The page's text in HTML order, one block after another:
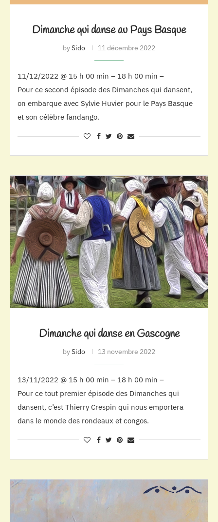
Dimanche qui danse au Pays Basque
bySido 11 décembre 2022
11/12/2022 @ 15 h 00 min – 18 h 00 min –
Pour ce second épisode des Dimanches qui dansent,
on embarque avec Sylvie Huvier pour le Pays Basque
et son célèbre fandango.
Dimanche qui danse en Gascogne
bySido 13 novembre 2022
13/11/2022 @ 15 h 00 min – 18 h 00 min –
Pour ce tout premier épisode des Dimanches qui
dansent, c’est Thierry Crespin qui nous emportera
dans le monde des rondeaux et congos.